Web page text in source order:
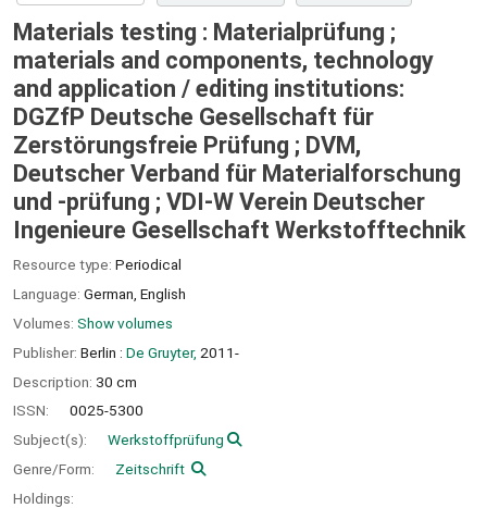
Materials testing : Materialprüfung ;
materials and components, technology
and application / editing institutions:
DGZfP Deutsche Gesellschaft für
Zerstörungsfreie Prüfung ; DVM,
Deutscher Verband für Materialforschung
und -prüfung ; VDI-W Verein Deutscher
Ingenieure Gesellschaft Werkstofftechnik
Resource type: Periodical
Language: German English
Volumes: Show volumes
Publisher: Berlin : De Gruyter, 2011-
Description: 30 cm
ISSN:
0025-5300
Subject(s):
Werkstoffprüfung
Genre/Form:
Zeitschrift
Holdings: